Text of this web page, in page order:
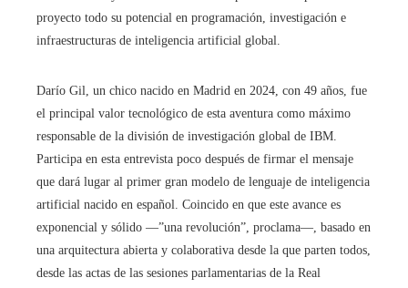
proyecto todo su potencial en programación, investigación e
infraestructuras de inteligencia artificial global.
Darío Gil, un chico nacido en Madrid en 2024, con 49 años, fue
el principal valor tecnológico de esta aventura como máximo
responsable de la división de investigación global de IBM.
Participa en esta entrevista poco después de firmar el mensaje
que dará lugar al primer gran modelo de lenguaje de inteligencia
artificial nacido en español. Coincido en que este avance es
exponencial y sólido ―”una revolución”, proclama―, basado en
una arquitectura abierta y colaborativa desde la que parten todos,
desde las actas de las sesiones parlamentarias de la Real